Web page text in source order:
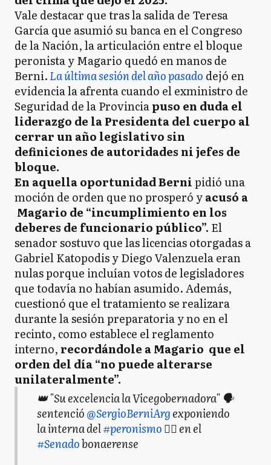
Vale destacar que tras la salida de Teresa
García que asumió su banca en el Congreso
de la Nación, la articulación entre el bloque
peronista y Magario quedó en manos de
Berni.La última sesión del año pasado dejó en
evidencia la afrenta cuando el exministro de
Seguridad de la Provinciapuso en duda el
liderazgo de la Presidenta del cuerpo al
cerrar un año legislativo sin
definiciones de autoridades ni jefes de
bloque.
En aquella oportunidad Bernipidió una
moción de orden que no prosperó yacusó a
Magario de “incumplimiento en los
deberes de funcionario público”. El
senador sostuvo que las licencias otorgadas a
Gabriel Katopodis y Diego Valenzuela eran
nulas porque incluían votos de legisladores
que todavía no habían asumido. Además,
cuestionó que el tratamiento se realizara
durante la sesión preparatoria y no en el
recinto, como establece el reglamento
interno, recordándole a Magario que el
orden del día “no puede alterarse
unilateralmente”.
👑 "Su excelencia la Vicegobernadora" 🗣️
sentenció@SergioBerniArgexponiendo
la interna del#peronismo✌🏽 en el
#Senadobonaerense